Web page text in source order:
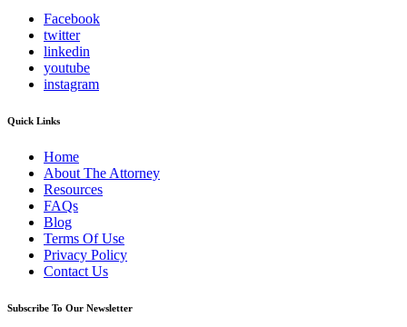
Facebook
twitter
linkedin
youtube
instagram
Quick Links
Home
About The Attorney
Resources
FAQs
Blog
Terms Of Use
Privacy Policy
Contact Us
Subscribe To Our Newsletter